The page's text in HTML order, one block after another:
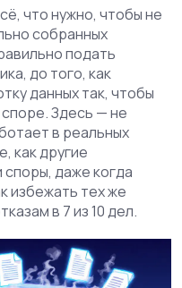
что нужно, чтобы не
собранных
подать
до того, как
данных так, чтобы
Здесь — не
в реальных
как другие
даже когда
избежать тех же
в 7 из 10 дел.